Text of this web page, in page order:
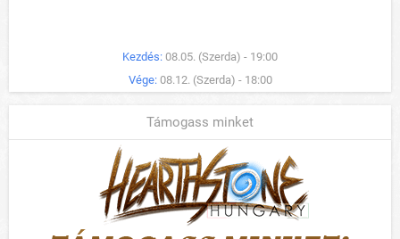
Kezdés: 08.05. (Szerda) - 19:00
Vége: 08.12. (Szerda) - 18:00
Támogass minket